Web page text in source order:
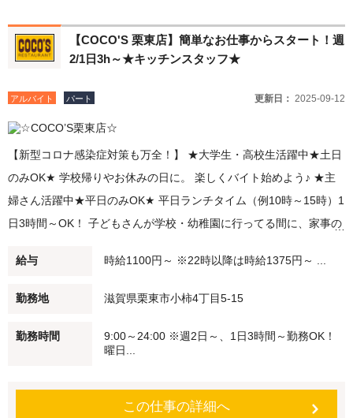
【COCO'S 栗東店】簡単なお仕事からスタート！週
2/1日3h～★キッチンスタッフ★
アルバイト パート 更新日： 2025-09-12
【新型コロナ感染症対策も万全！】 ★大学生・高校生活躍中★土日
のみOK★ 学校帰りやお休みの日に。 楽しくバイト始めよう♪ ★主
婦さん活躍中★平日のみOK★ 平日ランチタイム（例10時～15時）1
日3時間～OK！ 子どもさんが学校・幼稚園に行ってる間に、家事の
安心♪始めはかんたんなお仕事からスタート 仲間のしっかりフォロ
ーします！ 友達との応募もOK！ 履歴書不要のかんたん応募♪ ●評価
教育制度 アルバイトが初めての方も安心！トレーナーが一人ひとり
業員割引特典 ココス・海座・伝五郎で使える 「従業員割引券」を進
給与 時給1100円～ ※22時以降は時給1375円～ ...
勤務地 滋賀県栗東市小柿4丁目5-15
勤務時間
9:00～24:00 ※週2日～、1日3時間～勤務OK！
曜日...
この仕事の詳細へ